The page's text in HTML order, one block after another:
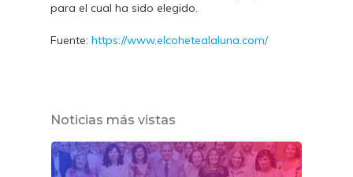
para el cual ha sido elegido.
Fuente: https://www.elcohetealaluna.com/
Noticias más vistas